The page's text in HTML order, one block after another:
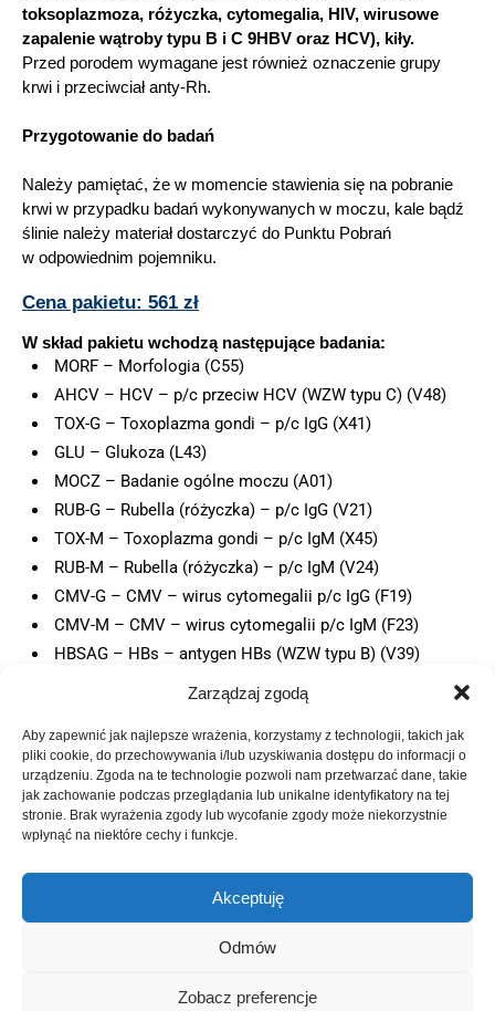
Zarządzaj zgodą
Aby zapewnić jak najlepsze wrażenia, korzystamy z technologii, takich jak
pliki cookie, do przechowywania i/lub uzyskiwania dostępu do informacji o
urządzeniu. Zgoda na te technologie pozwoli nam przetwarzać dane, takie
jak zachowanie podczas przeglądania lub unikalne identyfikatory na tej
stronie. Brak wyrażenia zgody lub wycofanie zgody może niekorzystnie
wpłynąć na niektóre cechy i funkcje.
Akceptuję
Odmów
Zobacz preferencje
toksoplazmoza, różyczka, cytomegalia, HIV, wirusowe
zapalenie wątroby typu B i C 9HBV oraz HCV), kiły.
Przed porodem wymagane jest również oznaczenie grupy
krwi i przeciwciał anty-Rh.
Przygotowanie do badań
Należy pamiętać, że w momencie stawienia się na pobranie
krwi w przypadku badań wykonywanych w moczu, kale bądź
ślinie należy materiał dostarczyć do Punktu Pobrań
w odpowiednim pojemniku.
Cena pakietu: 561 zł
W skład pakietu wchodzą następujące badania:
MORF – Morfologia (C55)
AHCV – HCV – p/c przeciw HCV (WZW typu C) (V48)
TOX-G – Toxoplazma gondi – p/c IgG (X41)
GLU – Glukoza (L43)
MOCZ – Badanie ogólne moczu (A01)
RUB-G – Rubella (różyczka) – p/c IgG (V21)
TOX-M – Toxoplazma gondi – p/c IgM (X45)
RUB-M – Rubella (różyczka) – p/c IgM (V24)
CMV-G – CMV – wirus cytomegalii p/c IgG (F19)
CMV-M – CMV – wirus cytomegalii p/c IgM (F23)
HBSAG – HBs – antygen HBs (WZW typu B) (V39)
WR – Test kiłowy – przesiewowy (WR)
TSH – Tyreotropina (TSH) trzeciej generacji (L69)
FE – Żelazo w surowicy (O95)
AHIV – HIV – wirus HIV test przesiewowy (p/c anty-HIV
1/2, antygen p24) (F91)
Powrót do listy badań
O nas Oferta Kariera